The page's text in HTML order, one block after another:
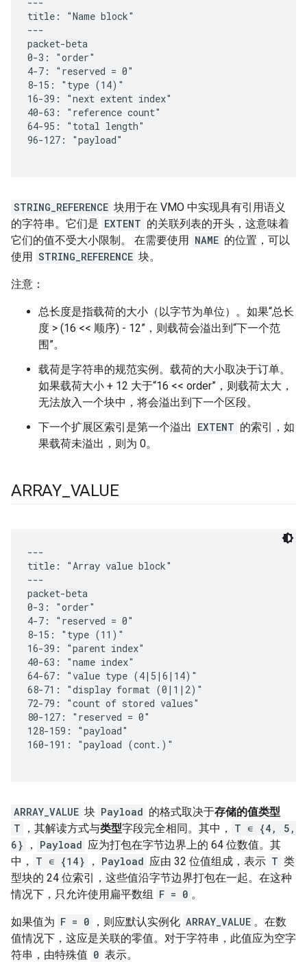
STRING_REFERENCE 块用于在 VMO 中实现具有引用语义
的字符串。它们是 EXTENT 的关联列表的开头，这意味着
它们的值不受大小限制。 在需要使用 NAME 的位置，可以
使用 STRING_REFERENCE 块。
注意：
总长度是指载荷的大小（以字节为单位）。如果“总长
度 > (16 << 顺序) - 12”，则载荷会溢出到“下一个范
围”。
载荷是字符串的规范实例。载荷的大小取决于订单。
如果载荷大小 + 12 大于“16 << order”，则载荷太大，
无法放入一个块中，将会溢出到下一个区段。
下一个扩展区索引是第一个溢出 EXTENT 的索引，如
果载荷未溢出，则为 0。
ARRAY_ VALUE
ARRAY_VALUE 块 Payload 的格式取决于存储的值类型
T
，其解读方式与类型字段完全相同。其中，
T ∊ {4, 5,
6}
， Payload 应为打包在字节边界上的 64 位数值。其
中，
T ∊ {14} ， Payload 应由 32 位值组成，表示 T 类
型块的 24 位索引，这些值沿字节边界打包在一起。在这种
情况下，只允许使用扁平数组 F = 0 。
如果值为 F = 0 ，则应默认实例化 ARRAY_VALUE 。在数
值情况下，这应是关联的零值。对于字符串，此值应为空字
符串，由特殊值 0 表示。